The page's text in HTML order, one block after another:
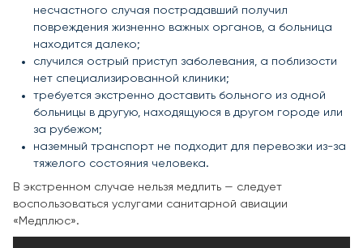
несчастного случая пострадавший получил
повреждения жизненно важных органов, а больница
находится далеко;
случился острый приступ заболевания, а поблизости
нет специализированной клиники;
требуется экстренно доставить больного из одной
больницы в другую, находящуюся в другом городе или
за рубежом;
наземный транспорт не подходит для перевозки из-за
тяжелого состояния человека.
В экстренном случае нельзя медлить — следует
воспользоваться услугами санитарной авиации
«Медплюс».